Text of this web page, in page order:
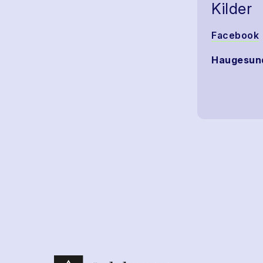
Kilder
Facebook